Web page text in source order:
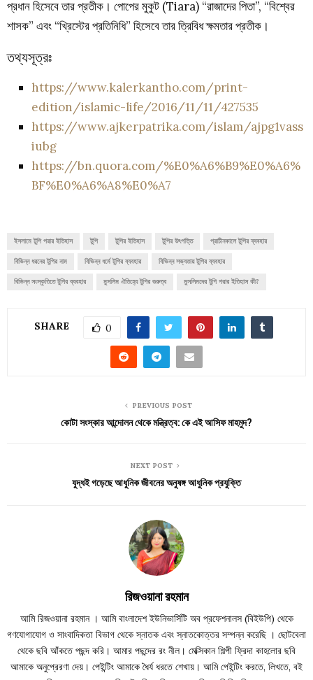
প্রধান হিসেবে তার প্রতীক। পোপের মুকুট (Tiara) “রাজাদের পিতা”, “বিশ্বের
শাসক” এবং “খ্রিস্টের প্রতিনিধি” হিসেবে তার ত্রিবিধ ক্ষমতার প্রতীক।
তথ্যসূত্রঃ
https://www.kalerkantho.com/print-
edition/islamic-life/2016/11/11/427535
https://www.ajkerpatrika.com/islam/ajpg1vass
iubg
https://bn.quora.com/%E0%A6%B9%E0%A6%
BF%E0%A6%A8%E0%A7
ইসলামে টুপি পরার ইতিহাস টুপি টুপির ইতিহাস টুপির উৎপত্তি প্রাচীনকালে টুপির ব্যবহার
বিভিন্ন ধরনের টুপির নাম বিভিন্ন ধর্মে টুপির ব্যবহার বিভিন্ন সভ্যতায় টুপির ব্যবহার
বিভিন্ন সংস্কৃতিতে টুপির ব্যবহার মুসলিম ঐতিহ্যে টুপির গুরুত্ব মুসলিমদের টুপি পরার ইতিহাস কী?
SHARE 0
PREVIOUS POST
কোটা সংস্কার আন্দোলন থেকে মন্ত্রিত্ব: কে এই আসিফ মাহমুদ?
NEXT POST
যুদ্ধই গড়েছে আধুনিক জীবনের অনুষঙ্গ আধুনিক প্রযুক্তি
রিজওয়ানা রহমান
আমি রিজওয়ানা রহমান । আমি বাংলাদেশ ইউনিভার্সিটি অব প্রফেশনালস (বিইউপি) থেকে
গণযোগাযোগ ও সাংবাদিকতা বিভাগ থেকে স্নাতক এবং স্নাতকোত্তর সম্পন্ন করেছি । ছোটবেলা
থেকে ছবি আঁকতে পছন্দ করি। আমার পছন্দের রং নীল। মেক্সিকান শিল্পী ফ্রিদা কাহলোর ছবি
আমাকে অনুপ্রেরণা দেয়। পেইন্টিং আমাকে ধৈর্য ধরতে শেখায়। আমি পেইন্টিং করতে, লিখতে, বই